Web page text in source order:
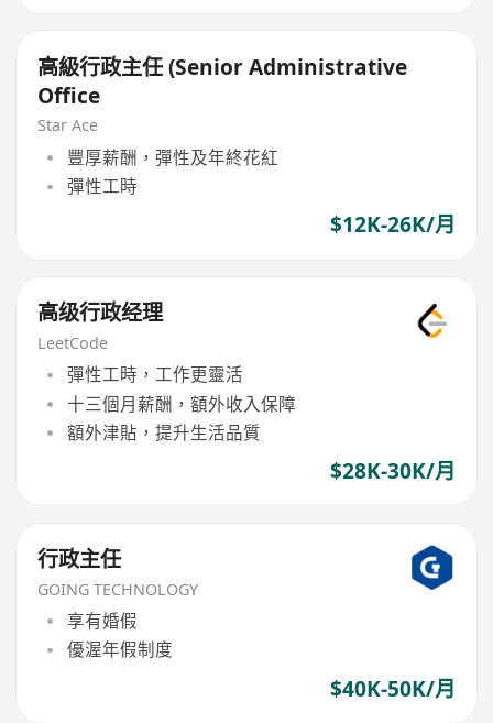
高級行政主任 (Senior Administrative
Office
Star Ace
豐厚薪酬，彈性及年終花紅
彈性工時
$12K-26K/月
高级行政经理
LeetCode
彈性工時，工作更靈活
十三個月薪酬，額外收入保障
額外津貼，提升生活品質
$28K-30K/月
行政主任
GOING TECHNOLOGY
享有婚假
優渥年假制度
$40K-50K/月